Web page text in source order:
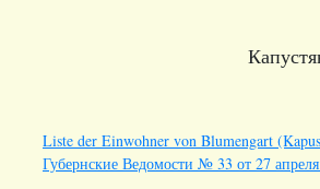
Liste der Einwohner von Blumengart
Губернские Ведомости № 33 от 27